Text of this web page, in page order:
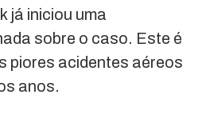
já iniciou uma
sobre o caso. Este é
piores acidentes aéreos
anos.